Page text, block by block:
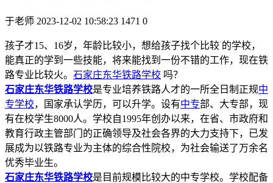
于老师 2023-12-02 10:58:23 1471 0
孩子才15、16岁，年龄比较小，想给孩子找个比较 的学校，
能真正的学到一些技能，将来能找到一份不错的工作，现在铁
路专业比较火。 石家庄东华铁路学校 吗？
石家庄东华铁路学校是专业培养铁路人才的一所全日制正规中
专学校，国家承认学历，可以升学。设有中专部、大专部，现
有在校学生8000人。学校自1995年创办以来，在省、市政府和
教育行政主管部门的正确领导及社会各界的大力支持下，已发
展成为以铁路专业为主体的综合性院校，为社会输送了万余名
优秀毕业生。
石家庄东华铁路学校是目前规模比较大的中专学校。学校配备